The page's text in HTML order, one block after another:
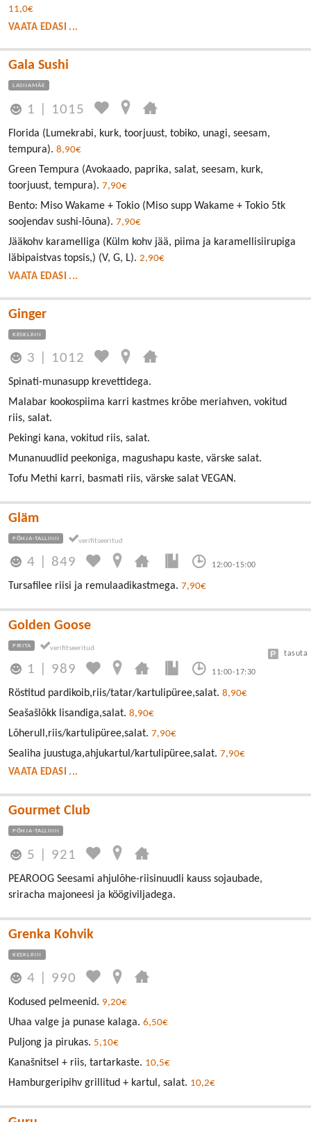
11,0€
VAATA EDASI ...
Gala Sushi
LASNAMÄE
1 1015
Florida (Lumekrabi, kurk, toorjuust, tobiko, unagi, seesam,
tempura). 8,90€
Green Tempura (Avokaado, paprika, salat, seesam, kurk,
toorjuust, tempura). 7,90€
Bento: Miso Wakame + Tokio (Miso supp Wakame + Tokio 5tk
soojendav sushi-lõuna). 7,90€
Jääkohv karamelliga (Külm kohv jää, piima ja karamellisiirupiga
läbipaistvas topsis,) (V, G, L). 2,90€
VAATA EDASI ...
Ginger
KESKLINN
3 1012
Spinati-munasupp krevettidega.
Malabar kookospiima karri kastmes krõbe meriahven, vokitud
riis, salat.
Pekingi kana, vokitud riis, salat.
Munanuudlid peekoniga, magushapu kaste, värske salat.
Tofu Methi karri, basmati riis, värske salat VEGAN.
Gläm
PÕHJA-TALLINN
4 849 12:00-15:00
Tursafilee riisi ja remulaadikastmega. 7,90€
Golden Goose
PIRITA
1 989 11:00-17:30
tasuta
Röstitud pardikoib,riis/tatar/kartulipüree,salat. 8,90€
Seašašlõkk lisandiga,salat. 8,90€
Lõherull,riis/kartulipüree,salat. 7,90€
Sealiha juustuga,ahjukartul/kartulipüree,salat. 7,90€
VAATA EDASI ...
Gourmet Club
PÕHJA-TALLINN
5 921
PEAROOG Seesami ahjulõhe-riisinuudli kauss sojaubade,
sriracha majoneesi ja köögiviljadega.
Grenka Kohvik
KESKLINN
4 990
Kodused pelmeenid. 9,20€
Uhaa valge ja punase kalaga. 6,50€
Puljong ja pirukas. 5,10€
Kanašnitsel + riis, tartarkaste. 10,5€
Hamburgeripihv grillitud + kartul, salat. 10,2€